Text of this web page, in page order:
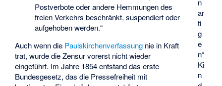
n
ar
ti
g
e
n“
Ki
n
Postverbote oder andere Hemmungen des
freien Verkehrs beschränkt, suspendiert oder
aufgehoben werden.“
Auch wenn die Paulskirchenverfassung nie in Kraft
trat, wurde die Zensur vorerst nicht wieder
eingeführt. Im Jahre 1854 entstand das erste
Bundesgesetz, das die Pressefreiheit mit